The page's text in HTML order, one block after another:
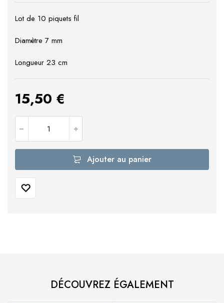
Lot de 10 piquets fil
Diamètre 7 mm
Longueur 23 cm
15,50 €
Ajouter au panier
DÉCOUVREZ ÉGALEMENT